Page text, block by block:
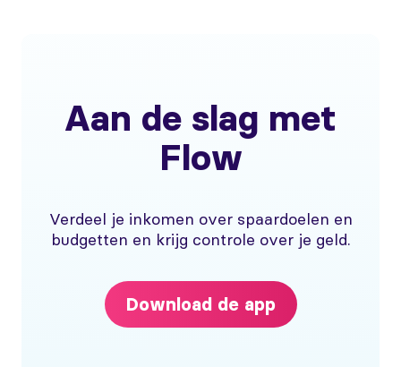
Aan de slag met
Flow
Verdeel je inkomen over spaardoelen en
budgetten en krijg controle over je geld.
Download de app